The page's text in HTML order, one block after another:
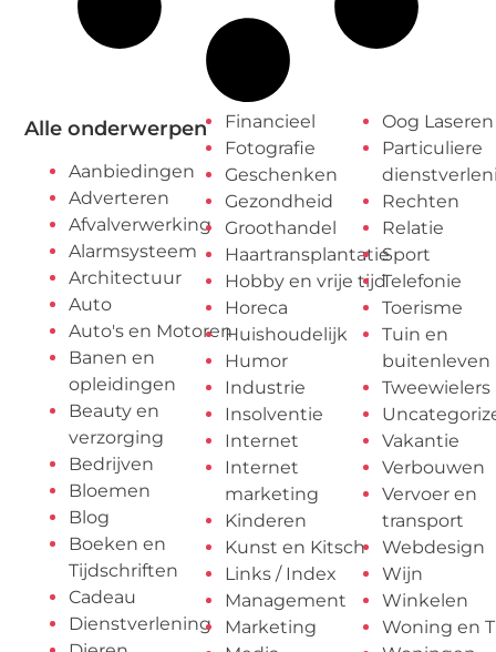
Alle onderwerpen
Aanbiedingen
Adverteren
Afvalverwerking
Alarmsysteem
Architectuur
Auto
Auto's en Motoren
Banen en
opleidingen
Beauty en
verzorging
Bedrijven
Bloemen
Blog
Boeken en
Tijdschriften
Cadeau
Dienstverlening
Financieel
Fotografie
Geschenken
Gezondheid
Groothandel
Haartransplantatie
Hobby en vrije tijd
Horeca
Huishoudelijk
Humor
Industrie
Insolventie
Internet
Internet
marketing
Kinderen
Kunst en Kitsch
Links / Index
Management
Marketing
Oog Laseren
Particuliere
Rechten
Relatie
Sport
Telefonie
Toerisme
Tuin en
buitenleven
Tweewielers
Vakantie
Verbouwen
Vervoer en
transport
Webdesign
Wijn
Winkelen
Woning en